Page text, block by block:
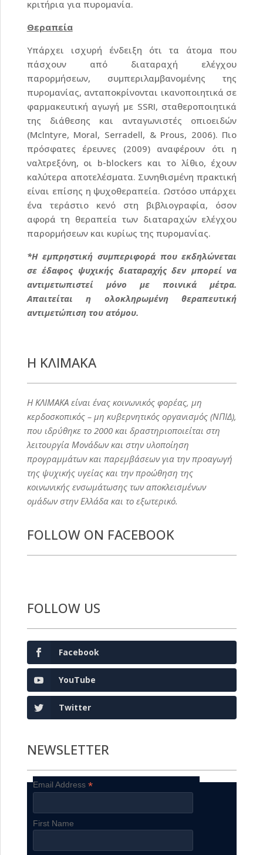
κριτήρια για πυρομανία.
Θεραπεία
Υπάρχει ισχυρή ένδειξη ότι τα άτομα που
πάσχουν από διαταραχή ελέγχου
παρορμήσεων, συμπεριλαμβανομένης της
πυρομανίας, ανταποκρίνονται ικανοποιητικά σε
φαρμακευτική αγωγή με SSRI, σταθεροποιητικά
της διάθεσης και ανταγωνιστές οπιοειδών
(Mclntyre, Moral, Serradell, & Prous, 2006). Πιο
πρόσφατες έρευνες (2009) αναφέρουν ότι η
ναλτρεξόνη, οι b-blockers και το λίθιο, έχουν
καλύτερα αποτελέσματα. Συνηθισμένη πρακτική
είναι επίσης η ψυχοθεραπεία. Ωστόσο υπάρχει
ένα τεράστιο κενό στη βιβλιογραφία, όσον
αφορά τη θεραπεία των διαταραχών ελέγχου
παρορμήσεων και κυρίως της πυρομανίας.
*Η εμπρηστική συμπεριφορά που εκδηλώνεται
σε έδαφος ψυχικής διαταραχής δεν μπορεί να
αντιμετωπιστεί μόνο με ποινικά μέτρα.
Απαιτείται η ολοκληρωμένη θεραπευτική
αντιμετώπιση του ατόμου.
Η ΚΛΙΜΑΚΑ
Η ΚΛΙΜΑΚΑ είναι ένας κοινωνικός φορέας, μη
κερδοσκοπικός – μη κυβερνητικός οργανισμός (ΝΠΙΔ),
που ιδρύθηκε το 2000 και δραστηριοποιείται στη
λειτουργία Μονάδων και στην υλοποίηση
προγραμμάτων και παρεμβάσεων για την προαγωγή
της ψυχικής υγείας και την προώθηση της
κοινωνικής ενσωμάτωσης των αποκλεισμένων
ομάδων στην Ελλάδα και το εξωτερικό.
FOLLOW ON FACEBOOK
FOLLOW US
Facebook
YouTube
Twitter
NEWSLETTER
Email Address*
First Name